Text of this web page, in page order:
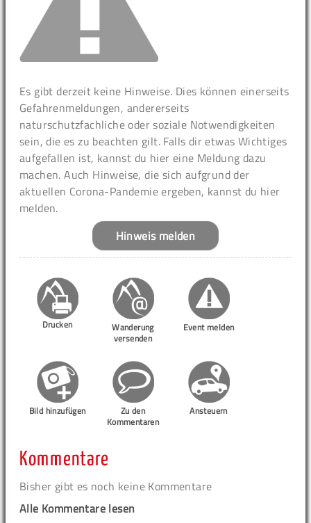
Es gibt derzeit keine Hinweise. Dies können einerseits
Gefahrenmeldungen, andererseits
naturschutzfachliche oder soziale Notwendigkeiten
sein, die es zu beachten gilt. Falls dir etwas Wichtiges
aufgefallen ist, kannst du hier eine Meldung dazu
machen. Auch Hinweise, die sich aufgrund der
aktuellen Corona-Pandemie ergeben, kannst du hier
melden.
Hinweis melden
Drucken
Wanderung
versenden
Event melden
Bild hinzufügen
Zu den
Kommentaren
Ansteuern
Kommentare
Bisher gibt es noch keine Kommentare
Alle Kommentare lesen